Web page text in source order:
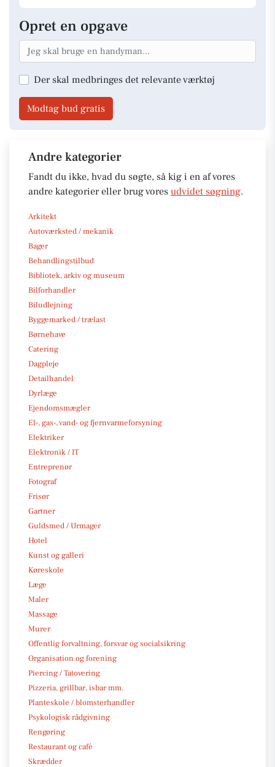
Opret en opgave
Der skal medbringes det relevante værktøj
Modtag bud gratis
Andre kategorier
Fandt du ikke, hvad du søgte, så kig i en af vores
andre kategorier eller brug vores udvidet søgning.
Arkitekt
Autoværksted / mekanik
Bager
Behandlingstilbud
Bibliotek, arkiv og museum
Bilforhandler
Biludlejning
Byggemarked / trælast
Børnehave
Catering
Dagpleje
Detailhandel
Dyrlæge
Ejendomsmægler
El-, gas-, vand- og fjernvarmeforsyning
Elektriker
Elektronik / IT
Entreprenør
Fotograf
Frisør
Gartner
Guldsmed / Urmager
Hotel
Kunst og galleri
Køreskole
Læge
Maler
Massage
Murer
Offentlig forvaltning, forsvar og socialsikring
Organisation og forening
Piercing / Tatovering
Pizzeria, grillbar, isbar mm.
Planteskole / blomsterhandler
Psykologisk rådgivning
Rengøring
Restaurant og café
Skrædder